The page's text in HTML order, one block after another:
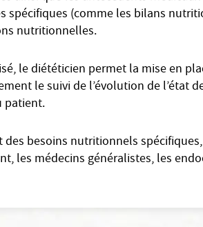
spécifiques (comme les bilans
nutritionnelles.
le diététicien permet la mise en
le suivi de l’évolution de l’état
patient.
des besoins nutritionnels
les médecins généralistes, les